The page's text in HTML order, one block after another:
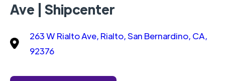
Ave | Shipcenter
263 W Rialto Ave, Rialto, San Bernardino, CA,
92376